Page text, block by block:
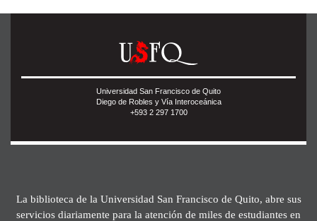
Universidad San Francisco de Quito
Diego de Robles y Vía Interoceánica
+593 2 297 1700
La biblioteca de la Universidad San Francisco de Quito, abre sus
servicios diariamente para la atención de miles de estudiantes en